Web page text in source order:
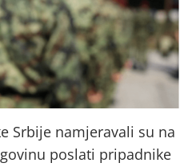
Srbije namjeravali su na
poslati pripadnike